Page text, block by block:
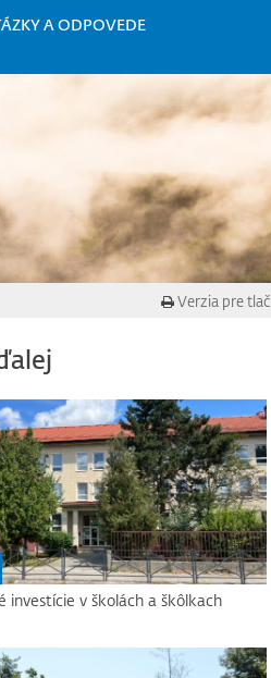
A ODPOVEDE
Verzia pre tlač
investície v školách a škôlkach